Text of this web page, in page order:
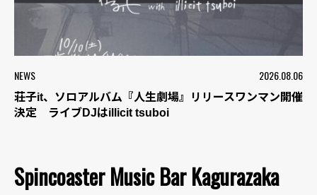
NEWS 2026.08.06
荘子it、ソロアルバム『人生劇場』リリースワンマン開催
決定 ライブDJはillicit tsuboi
Spincoaster Music Bar Kagurazaka